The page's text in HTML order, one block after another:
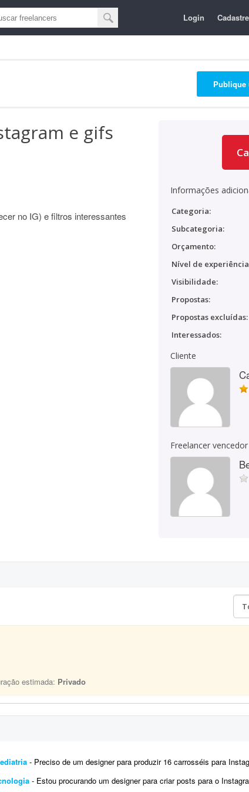
Login
Publique
e gifs
no IG) e filtros interessantes
Informações
Categoria:
Subcategoria:
Orçamento:
Nível de
Visibilidade:
Propostas:
Propostas excluídas:
Interessados:
Cliente
Freelancer vencedor
estimada: Privado
- Preciso de um designer para produzir 16 carrosséis para Instagram (aproximadamente 5 slides cada), para duas
- Estou procurando um designer para criar posts para o Instagram da D'Orsay Studio, uma empresa especializada em